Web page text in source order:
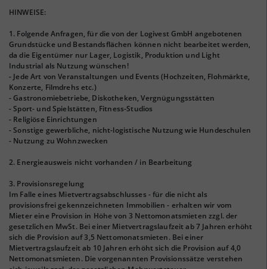
HINWEISE:
1. Folgende Anfragen, für die von der Logivest GmbH angebotenen
Grundstücke und Bestandsflächen können nicht bearbeitet werden,
da die Eigentümer nur Lager, Logistik, Produktion und Light
Industrial als Nutzung wünschen!
- Jede Art von Veranstaltungen und Events (Hochzeiten, Flohmärkte,
Konzerte, Filmdrehs etc.)
- Gastronomiebetriebe, Diskotheken, Vergnügungsstätten
- Sport- und Spielstätten, Fitness-Studios
- Religiöse Einrichtungen
- Sonstige gewerbliche, nicht-logistische Nutzung wie Hundeschulen
- Nutzung zu Wohnzwecken
2. Energieausweis nicht vorhanden / in Bearbeitung
3. Provisionsregelung
Im Falle eines Mietvertragsabschlusses - für die nicht als
provisionsfrei gekennzeichneten Immobilien - erhalten wir vom
Mieter eine Provision in Höhe von 3 Nettomonatsmieten zzgl. der
gesetzlichen MwSt. Bei einer Mietvertragslaufzeit ab 7 Jahren erhöht
sich die Provision auf 3,5 Nettomonatsmieten. Bei einer
Mietvertragslaufzeit ab 10 Jahren erhöht sich die Provision auf 4,0
Nettomonatsmieten. Die vorgenannten Provisionssätze verstehen